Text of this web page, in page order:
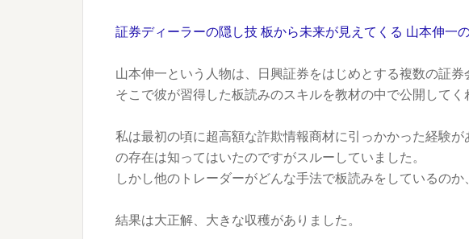
証券ディーラーの隠し技 板から未来が見えてくる 山本伸一
山本伸一という人物は、日興証券をはじめとする複数の証券
そこで彼が習得した板読みのスキルを教材の中で公開してく
私は最初の頃に超高額な詐欺情報商材に引っかかった経験
の存在は知ってはいたのですがスルーしていました。
しかし他のトレーダーがどんな手法で板読みをしているの
結果は大正解、大きな収穫がありました。